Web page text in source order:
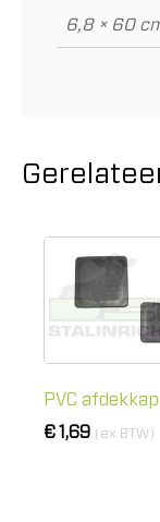
6,8 × 60
PVC
€1,69 (ex BTW)